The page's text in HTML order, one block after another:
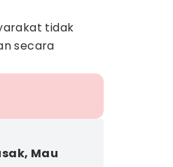
tidak
secara
Mau